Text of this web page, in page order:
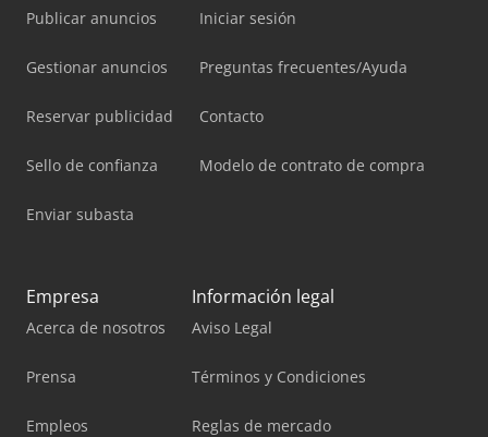
Publicar anuncios
Gestionar anuncios
Reservar publicidad
Sello de confianza
Enviar subasta
Iniciar sesión
Preguntas frecuentes/Ayuda
Contacto
Modelo de contrato de compra
Empresa
Acerca de nosotros
Prensa
Empleos
Información legal
Aviso Legal
Términos y Condiciones
Reglas de mercado